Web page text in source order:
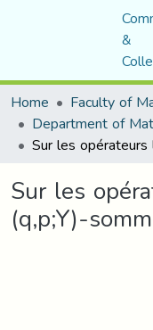
&
Home
Department of
Sur les
(q,p;Y)-